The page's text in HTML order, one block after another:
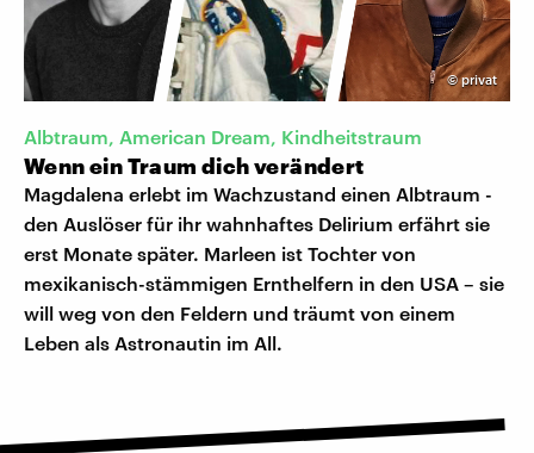
©privat
Albtraum, American Dream, Kindheitstraum
Wenn ein Traum dich verändert
Magdalena erlebt im Wachzustand einen Albtraum -
den Auslöser für ihr wahnhaftes Delirium erfährt sie
erst Monate später. Marleen ist Tochter von
mexikanisch-stämmigen Ernthelfern in den USA – sie
will weg von den Feldern und träumt von einem
Leben als Astronautin im All.